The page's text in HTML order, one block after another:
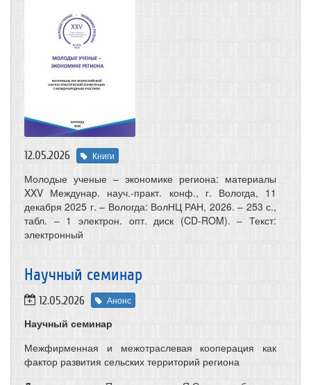
12.05.2026 Книги
Молодые ученые – экономике региона: материалы
XXV Междунар. науч.-практ. конф., г. Вологда, 11
декабря 2025 г. – Вологда: ВолНЦ РАН, 2026. – 253 с.,
табл. – 1 электрон. опт. диск (CD-ROM). – Текст:
электронный
Научный семинар
12.05.2026 Анонс
Научный семинар
Межфирменная и межотраслевая кооперация как
фактор развития сельских территорий региона